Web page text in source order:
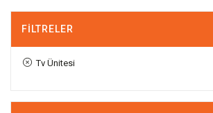
FILTRELER
Tv Ünitesi